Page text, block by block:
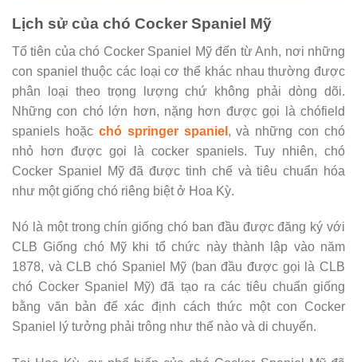
Lịch sử của chó Cocker Spaniel Mỹ
Tổ tiên của chó Cocker Spaniel Mỹ đến từ Anh, nơi những
con spaniel thuộc các loại cơ thể khác nhau thường được
phân loại theo trọng lượng chứ không phải dòng dõi.
Những con chó lớn hơn, nặng hơn được gọi là chófield
spaniels hoặc chó springer spaniel , và những con chó
nhỏ hơn được gọi là cocker spaniels. Tuy nhiên, chó
Cocker Spaniel Mỹ đã được tinh chế và tiêu chuẩn hóa
như một giống chó riêng biệt ở Hoa Kỳ.
Nó là một trong chín giống chó ban đầu được đăng ký với
CLB Giống chó Mỹ khi tổ chức này thành lập vào năm
1878, và CLB chó Spaniel Mỹ (ban đầu được gọi là CLB
chó Cocker Spaniel Mỹ) đã tạo ra các tiêu chuẩn giống
bằng văn bản để xác định cách thức một con Cocker
Spaniel lý tưởng phải trông như thế nào và di chuyển.